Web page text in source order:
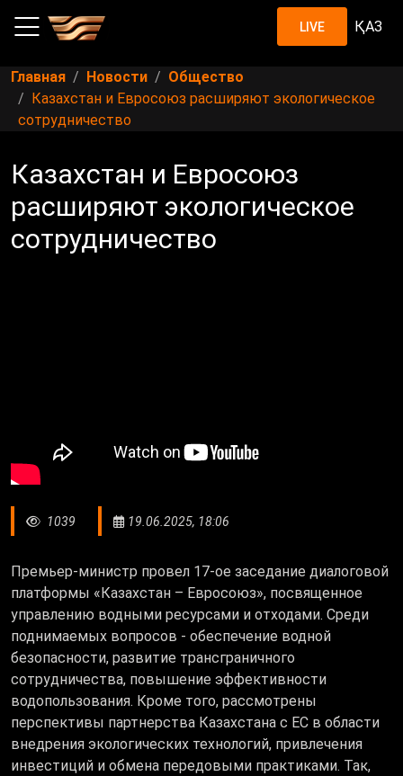
LIVE ҚАЗ
Главная Новости
Общество
Казахстан и Евросоюз расширяют экологическое
сотрудничество
Казахстан и Евросоюз
расширяют экологическое
сотрудничество
1039 19.06.2025, 18:06
Премьер-министр провел 17-ое заседание диалоговой
платформы «Казахстан – Евросоюз», посвященное
управлению водными ресурсами и отходами. Среди
поднимаемых вопросов - обеспечение водной
безопасности, развитие трансграничного
сотрудничества, повышение эффективности
водопользования. Кроме того, рассмотрены
перспективы партнерства Казахстана с ЕС в области
внедрения экологических технологий, привлечения
инвестиций и обмена передовыми практиками. Так,